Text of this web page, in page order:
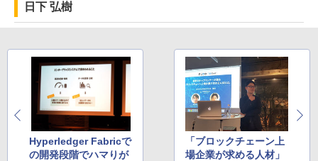
日下 弘樹
Hyperledger Fabricで
の開発段階でハマりが
「ブロックチェーン上
場企業が求める人材」